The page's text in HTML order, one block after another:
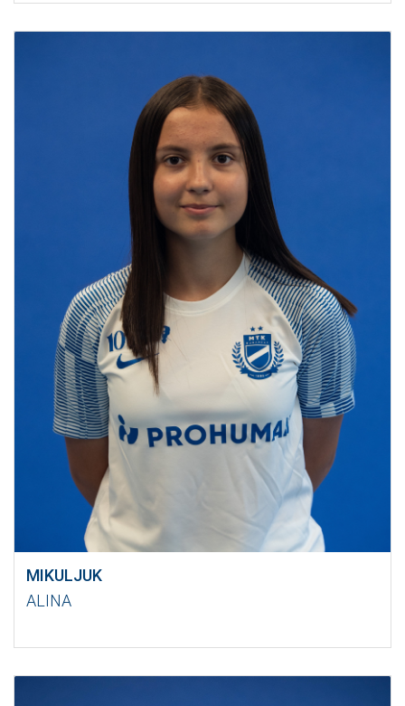
MIKULJUK
ALINA